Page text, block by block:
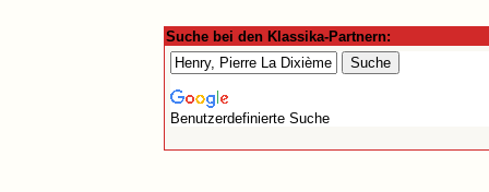
Suche bei den Klassika-Partnern:
Benutzerdefinierte Suche